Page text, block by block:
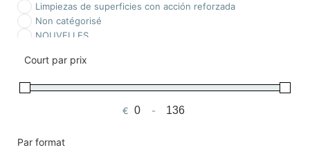
Limpiezas de superficies con acción reforzada
Non catégorisé
NOUVELLES
Piscinas
Tratamiento Biológico
Court par prix
€ Prix minimum
-Prix maximum
Par format